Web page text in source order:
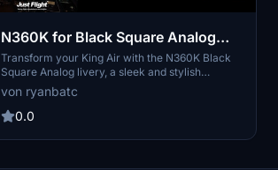
N360K for Black Square Analog
King Air
Transform your King Air with the N360K Black
Square Analog livery, a sleek and stylish
conversion created by ryanbatc. Inspired by
original textures from Byron B. Smith
Tunatrimmings, this mod brings a new look to
Community Folder and enjoy the new design.
von ryanbatc
0.0